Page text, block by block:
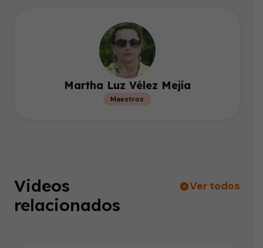
Martha Luz Vélez Mejía
Maestros
Videos
relacionados
Ver todos